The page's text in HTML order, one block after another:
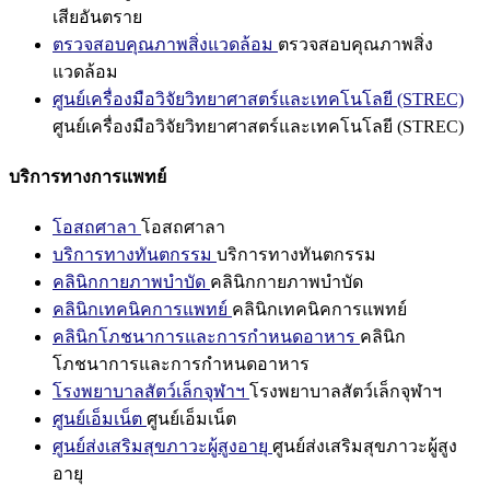
เสียอันตราย
ตรวจสอบคุณภาพสิ่งแวดล้อม ตรวจสอบคุณภาพสิ่ง
แวดล้อม
ศูนย์เครื่องมือวิจัยวิทยาศาสตร์และเทคโนโลยี (STREC)
ศูนย์เครื่องมือวิจัยวิทยาศาสตร์และเทคโนโลยี (STREC)
บริการทางการแพทย์
โอสถศาลา โอสถศาลา
บริการทางทันตกรรม บริการทางทันตกรรม
คลินิกกายภาพบำบัด คลินิกกายภาพบำบัด
คลินิกเทคนิคการแพทย์ คลินิกเทคนิคการแพทย์
คลินิกโภชนาการและการกำหนดอาหาร คลินิก
โภชนาการและการกำหนดอาหาร
โรงพยาบาลสัตว์เล็กจุฬาฯ โรงพยาบาลสัตว์เล็กจุฬาฯ
ศูนย์เอ็มเน็ต ศูนย์เอ็มเน็ต
ศูนย์ส่งเสริมสุขภาวะผู้สูงอายุ ศูนย์ส่งเสริมสุขภาวะผู้สูง
อายุ